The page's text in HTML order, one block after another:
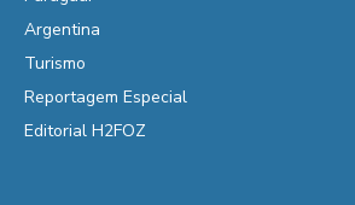
Argentina
Turismo
Reportagem Especial
Editorial H2FOZ